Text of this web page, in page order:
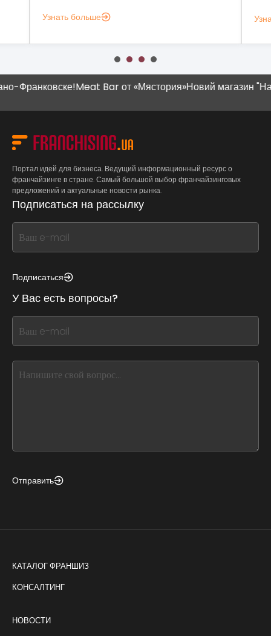
Узнать больше
Meat Bar от «Мястория»Новий магазин "Наш
Портал идей для бизнеса. Ведущий информационный ресурс о
франчайзинге в стране. Самый большой выбор франчайзинговых
предложений и актуальные новости рынка.
Подписаться на рассылку
If
you
this,
this
form
field
blank
Подписаться
У Вас есть вопросы?
If
you
this,
Отправить
КАТАЛОГ ФРАНШИЗ
КОНСАЛТИНГ
НОВОСТИ